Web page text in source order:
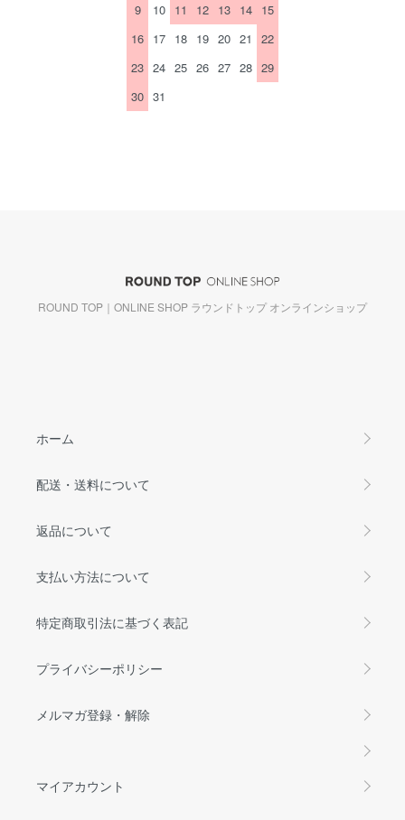
9
10 11 12 13 14 15
16 17 18 19 20 21
22
23 24 25 26 27 28 29
30 31
ROUND TOP｜ONLINE SHOP ラウンドトップ オンラインショップ
ホーム
配送・送料について
返品について
支払い方法について
特定商取引法に基づく表記
プライバシーポリシー
メルマガ登録・解除
マイアカウント